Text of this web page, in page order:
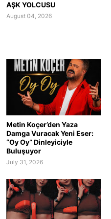
AŞK YOLCUSU
August 04, 2026
Metin Koçer’den Yaza
Damga Vuracak Yeni Eser:
“Oy Oy” Dinleyiciyle
Buluşuyor
July 31, 2026